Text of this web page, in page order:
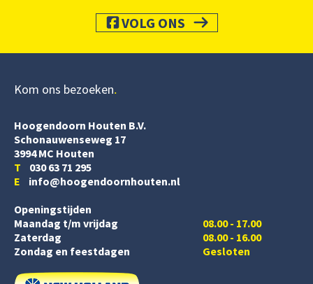
VOLG ONS
Kom ons bezoeken
Hoogendoorn Houten B.V.
Schonauwenseweg 17
3994 MC Houten
T 030 63 71 295
E info@hoogendoornhouten.nl
Openingstijden
Maandag t/m vrijdag
Zaterdag
08.00 - 17.00
08.00 - 16.00
Zondag en feestdagen
Gesloten